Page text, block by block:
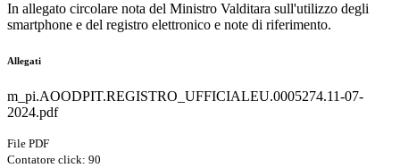
In allegato circolare nota del Ministro Valditara sull'utilizzo degli
smartphone e del registro elettronico e note di riferimento.
Allegati
m_pi.AOODPIT.REGISTRO_UFFICIALEU.0005274.11-07-
2024.pdf
File PDF
Contatore click: 90